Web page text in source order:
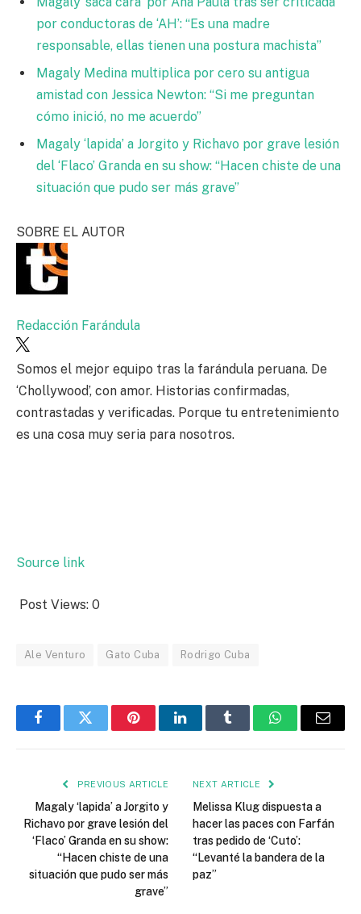
por conductoras de ‘AH’: “Es una madre
responsable, ellas tienen una postura machista”
Magaly Medina multiplica por cero su antigua
amistad con Jessica Newton: “Si me preguntan
cómo inició, no me acuerdo”
Magaly ‘lapida’ a Jorgito y Richavo por grave lesión
del ‘Flaco’ Granda en su show: “Hacen chiste de una
situación que pudo ser más grave”
SOBRE EL AUTOR
Redacción Farándula
Somos el mejor equipo tras la farándula peruana. De
‘Chollywood’, con amor. Historias confirmadas,
contrastadas y verificadas. Porque tu entretenimiento
es una cosa muy seria para nosotros.
Source link
Post Views: 0
Ale Venturo Gato Cuba Rodrigo Cuba
FacebookTwitter PinterestLinkedInTumblr WhatsAppEmail
PREVIOUS ARTICLE
Magaly ‘lapida’ a Jorgito y
Richavo por grave lesión del
‘Flaco’ Granda en su show:
“Hacen chiste de una
situación que pudo ser más
grave”
NEXT ARTICLE
Melissa Klug dispuesta a
hacer las paces con Farfán
tras pedido de ‘Cuto’:
“Levanté la bandera de la
paz”